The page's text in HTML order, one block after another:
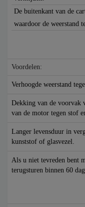
De buitenkant van de
waardoor de weerstand
Voordelen:
Verhoogde weerstand
Dekking van de voorvak
van de motor tegen stof
Langer levensduur in
kunststof of glasvezel.
Als u niet tevreden bent
terugsturen binnen 60